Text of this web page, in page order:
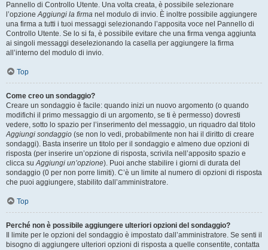
Pannello di Controllo Utente. Una volta creata, è possibile selezionare
l’opzioneAggiungi la firma nel modulo di invio. È inoltre possibile aggiungere
una firma a tutti i tuoi messaggi selezionando l’apposita voce nel Pannello di
Controllo Utente. Se lo si fa, è possibile evitare che una firma venga aggiunta
ai singoli messaggi deselezionando la casella per aggiungere la firma
all’interno del modulo di invio.
Top
Come creo un sondaggio?
Creare un sondaggio è facile: quando inizi un nuovo argomento (o quando
modifichi il primo messaggio di un argomento, se ti è permesso) dovresti
vedere, sotto lo spazio per l’inserimento del messaggio, un riquadro dal titolo
Aggiungi sondaggio (se non lo vedi, probabilmente non hai il diritto di creare
sondaggi). Basta inserire un titolo per il sondaggio e almeno due opzioni di
risposta (per inserire un’opzione di risposta, scrivila nell’apposito spazio e
clicca suAggiungi un’opzione). Puoi anche stabilire i giorni di durata del
sondaggio (0 per non porre limiti). C’è un limite al numero di opzioni di risposta
che puoi aggiungere, stabilito dall’amministratore.
Top
Perché non è possibile aggiungere ulteriori opzioni del sondaggio?
Il limite per le opzioni del sondaggio è impostato dall’amministratore. Se senti il
bisogno di aggiungere ulteriori opzioni di risposta a quelle consentite, contatta